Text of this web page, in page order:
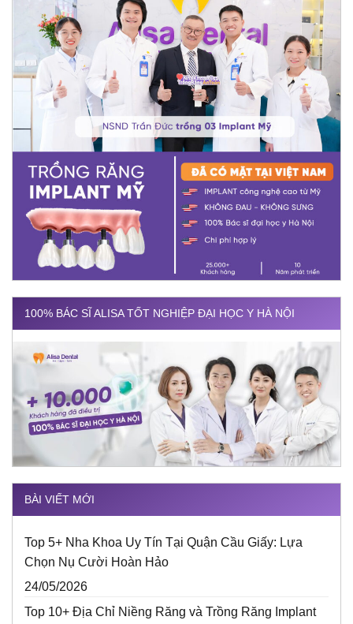
100% BÁC SĨ ALISA TỐT NGHIỆP ĐẠI HỌC Y HÀ NỘI
BÀI VIẾT MỚI
Top 5+ Nha Khoa Uy Tín Tại Quận Cầu Giấy: Lựa
Chọn Nụ Cười Hoàn Hảo
24/05/2026
Top 10+ Địa Chỉ Niềng Răng và Trồng Răng Implant